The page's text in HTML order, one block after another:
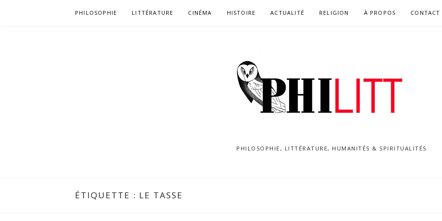
PHILOSOPHIE LITTÉRATURE CINÉMA HISTOIRE ACTUALITÉ RELIGION À PROPOS CONTACT
PHILOSOPHIE, LITTÉRATURE, HUMANITÉS & SPIRITUALITÉS
ÉTIQUETTE : LE TASSE